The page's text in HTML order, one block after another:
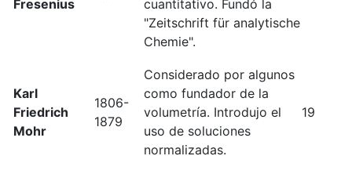
Fresenius
cuantitativo. Fundó la
"Zeitschrift für analytische
Chemie".
Karl
Friedrich
Mohr
1806-
1879
Considerado por algunos
como fundador de la
volumetría. Introdujo el
uso de soluciones
normalizadas.
19